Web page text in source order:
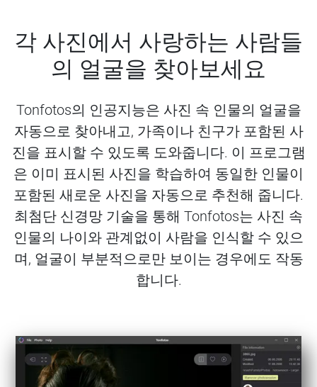
각 사진에서 사랑하는 사람들
의 얼굴을 찾아보세요
Tonfotos의 인공지능은 사진 속 인물의 얼굴을
자동으로 찾아내고, 가족이나 친구가 포함된 사
진을 표시할 수 있도록 도와줍니다. 이 프로그램
은 이미 표시된 사진을 학습하여 동일한 인물이
포함된 새로운 사진을 자동으로 추천해 줍니다.
최첨단 신경망 기술을 통해 Tonfotos는 사진 속
인물의 나이와 관계없이 사람을 인식할 수 있으
며, 얼굴이 부분적으로만 보이는 경우에도 작동
합니다.